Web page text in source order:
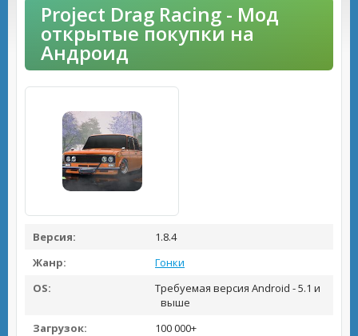
Project Drag Racing - Мод
открытые покупки на
Андроид
Версия:
1.8.4
Жанр:
Гонки
OS:
Требуемая версия Android - 5.1 и
выше
Загрузок:
100 000+